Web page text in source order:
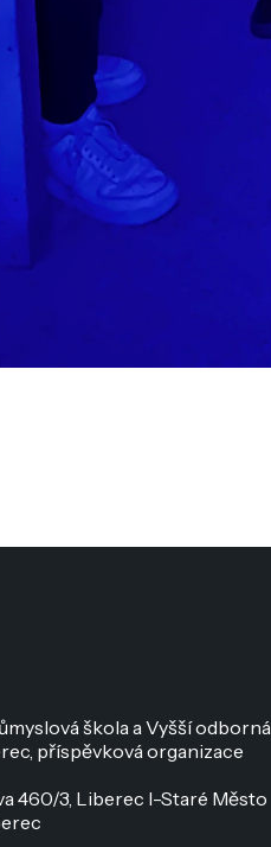
škola a Vyšší odborná
příspěvková organizace
460/3, Liberec I-Staré Město